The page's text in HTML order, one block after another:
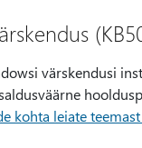
värskendusi
kohta leiate